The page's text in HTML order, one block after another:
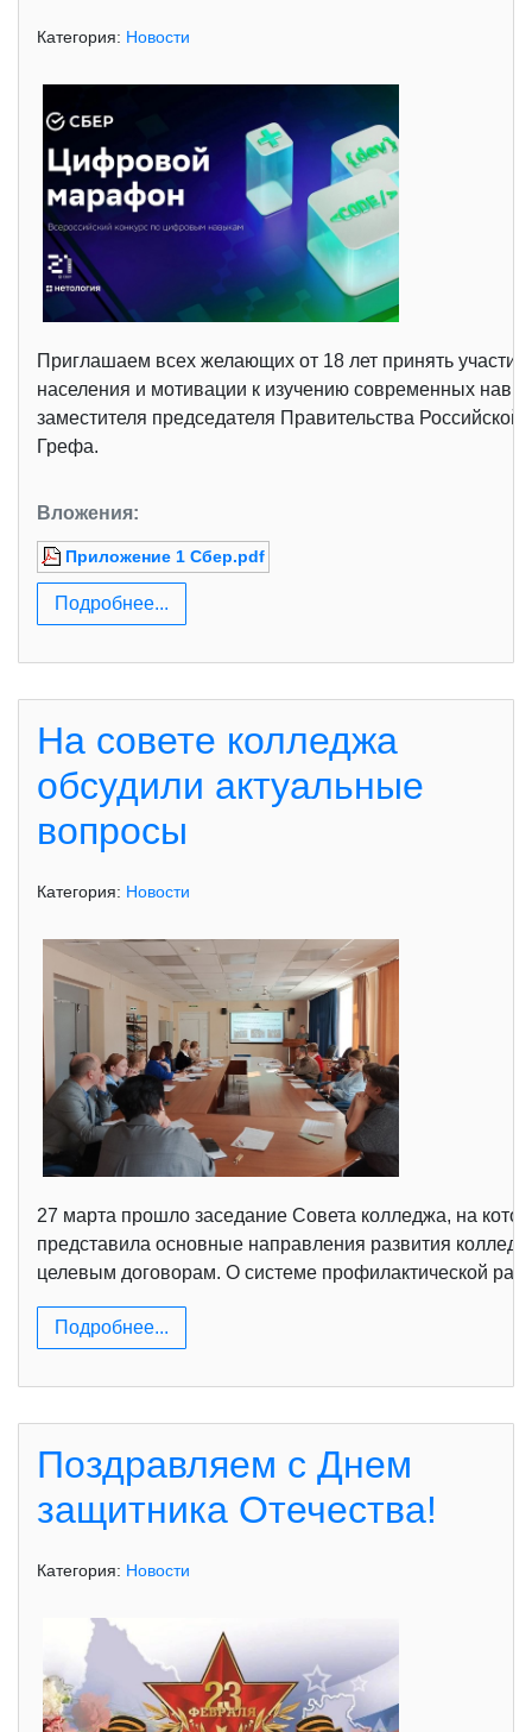
Категория: Новости
Приглашаем всех желающих от 18 лет принять
населения и мотивации к изучению современных
заместителя председателя Правительства
Грефа.
Вложения:
Приложение 1 Сбер.pdf
Подробнее...
На совете колледжа
обсудили актуальные
вопросы
Категория: Новости
27 марта прошло заседание Совета колледжа, на
представила основные направления развития
целевым договорам. О системе профилактической
Подробнее...
Поздравляем с Днем
защитника Отечества!
Категория: Новости